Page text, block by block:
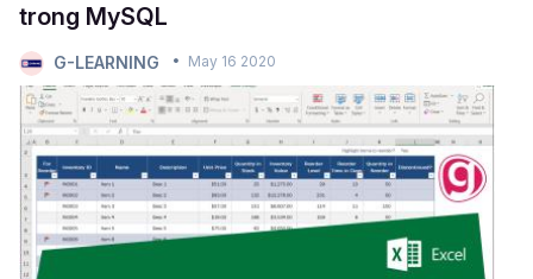
trong MySQL
G-LEARNING May 16 2020